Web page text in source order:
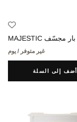
بار مجسّف MAJESTIC
غير متوفر / يوم
أضف إلى السلة